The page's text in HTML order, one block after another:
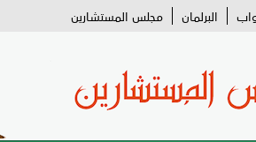
البرلمان مجلس المستشارين